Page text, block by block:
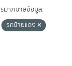
มาภิบาลข้อมูล:
รถป้ายแดง